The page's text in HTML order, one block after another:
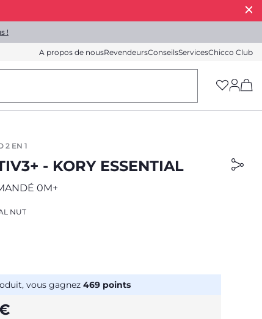
!
A propos de nousRevendeursConseilsServicesChicco Club
2 EN 1
- KORY ESSENTIAL
0M+
NUT
vous gagnez 469 points